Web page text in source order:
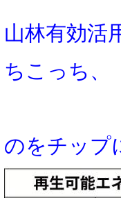
山林有効活
ちこっち
のをチップ